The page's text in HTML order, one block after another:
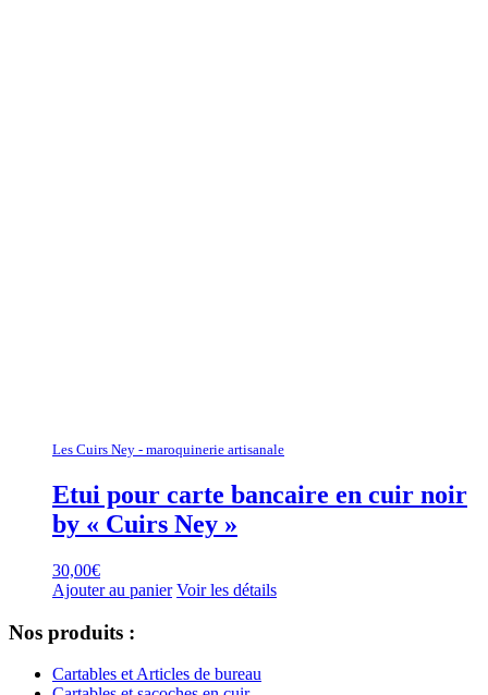
Les Cuirs Ney - maroquinerie artisanale
Etui pour carte bancaire en cuir noir
by « Cuirs Ney »
30,00€
Ajouter au panier Voir les détails
Nos produits :
Cartables et Articles de bureau